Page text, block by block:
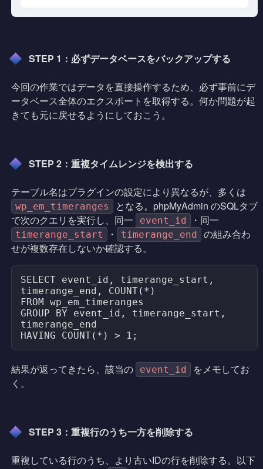
STEP 1：必ずデータベースをバックアップする
今回の作業ではデータを直接操作するため、必ず事前にデ
ータベース全体のエクスポートを取得する。何か問題が起
きても元に戻せるようにしておこう。
STEP 2：重複タイムレンジを検出する
テーブル名はプラグインの設定により異なるが、多くは
wp_em_timeranges
となる。phpMyAdmin のSQLタブ
で次のクエリを実行し、同一
event_id ・同一
timerange_start ・ timerange_end
の組み合わ
せが複数存在しないか確認する。
SELECT event_id, timerange_start,
timerange_end, COUNT(*)
FROM wp_em_timeranges
GROUP BY event_id, timerange_start,
timerange_end
HAVING COUNT(*) > 1;
結果が返ってきたら、該当の event_id
をメモしてお
く。
STEP 3：重複行のうち一方を削除する
重複している行のうち、より古いIDの行を削除する。以下